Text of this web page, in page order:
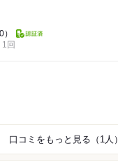
1回
口コミをもっと見る（1人）